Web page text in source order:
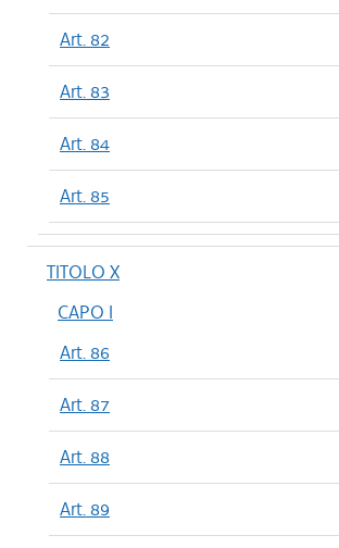
Art. 82
Art. 83
Art. 84
Art. 85
TITOLO X
CAPO I
Art. 86
Art. 87
Art. 88
Art. 89